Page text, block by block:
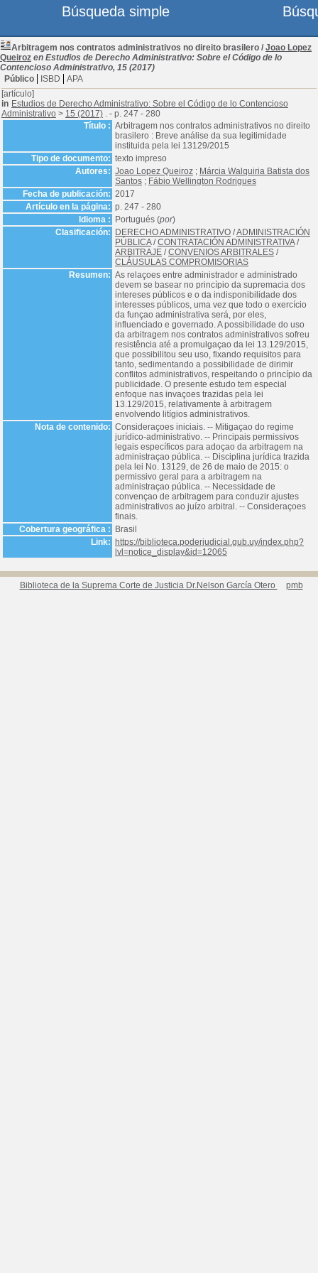
Arbitragem nos contratos administrativos no direito brasilero / Joao Lopez
Queiroz en Estudios de Derecho Administrativo: Sobre el Código de lo
Contencioso Administrativo, 15 (2017)
Público
ISBD
APA
[artículo]
in Estudios de Derecho Administrativo: Sobre el Código de lo Contencioso
Administrativo > 15 (2017) . - p. 247 - 280
Título : Arbitragem nos contratos administrativos no direito
brasilero : Breve análise da sua legitimidade
instituida pela lei 13129/2015
Tipo de documento: texto impreso
Autores: Joao Lopez Queiroz ; Márcia Walquiria Batista dos
Santos ; Fábio Wellington Rodrigues
Fecha de publicación: 2017
Artículo en la página: p. 247 - 280
Idioma :
Portugués (por)
Clasificación:
DERECHO ADMINISTRATIVO /ADMINISTRACIÓN
PÚBLICA/CONTRATACIÓN ADMINISTRATIVA/
ARBITRAJE /CONVENIOS ARBITRALES /
CLÁUSULAS COMPROMISORIAS
Resumen: As relaçoes entre administrador e administrado
devem se basear no princípio da supremacia dos
intereses públicos e o da indisponibilidade dos
interesses públicos, uma vez que todo o exercício
da funçao administrativa será, por eles,
influenciado e governado. A possibilidade do uso
da arbitragem nos contratos administrativos sofreu
resistência até a promulgaçao da lei 13.129/2015,
que possibilitou seu uso, fixando requisitos para
tanto, sedimentando a possibilidade de dirimir
conflitos administrativos, respeitando o princípio da
publicidade. O presente estudo tem especial
enfoque nas invaçoes trazidas pela lei
13.129/2015, relativamente à arbitragem
envolvendo litígios administrativos.
Nota de contenido: Consideraçoes iniciais. -- Mitigaçao do regime
jurídico-administrativo. -- Principais permissivos
legais específicos para adoçao da arbitragem na
administraçao pública. -- Disciplina jurídica trazida
pela lei No. 13129, de 26 de maio de 2015: o
permissivo geral para a arbitragem na
administraçao pública. -- Necessidade de
convençao de arbitragem para conduzir ajustes
administrativos ao juízo arbitral. -- Consideraçoes
finais.
Cobertura geográfica :
Brasil
Link:
https://biblioteca.poderjudicial.gub.uy/index.php?
lvl=notice_display&id=12065
Biblioteca de la Suprema Corte de Justicia Dr.Nelson García Otero pmb
Búsqueda simple